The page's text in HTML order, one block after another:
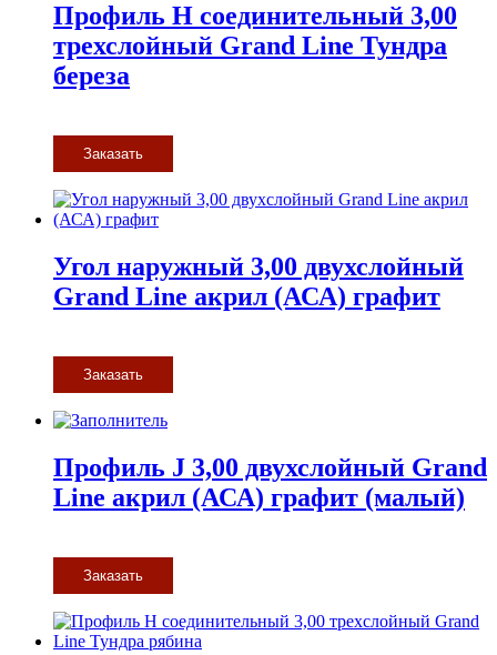
Профиль H соединительный 3,00
трехслойный Grand Line Тундра
береза
Заказать
Угол наружный 3,00 двухслойный
Grand Line акрил (АСА) графит
Заказать
Профиль J 3,00 двухслойный Grand
Line акрил (АСА) графит (малый)
Заказать